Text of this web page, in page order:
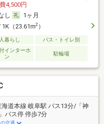
4,500円
し
1ヶ月
1K（23.61m2）
暮らし バス・トイレ別
インターホ
ン
駐輪場
海道本線 岐阜駅 バス13分/「神
バス停 停歩7分
交通